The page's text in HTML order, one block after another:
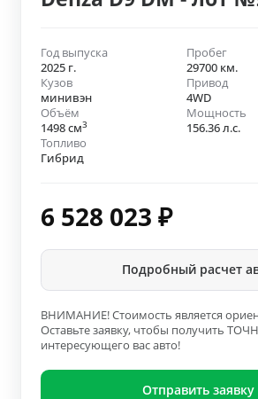
Год выпуска
2025 г.
Пробег
29700 км.
Кузов
минивэн
Привод
4WD
Объём
1498 см3
Мощность
156.36 л.с.
Топливо
Гибрид
6 528 023 ₽
Подробный расчет
ВНИМАНИЕ! Стоимость является
Оставьте заявку, чтобы получить
интересующего вас авто!
Отправить заявку